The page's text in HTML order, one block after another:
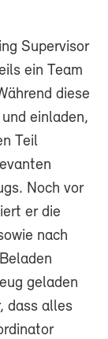
Supervisor
ein Team
diese
einladen,
Teil
Noch vor
er die
nach
geladen
dass alles